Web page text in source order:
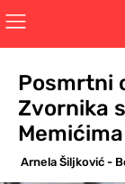
Posmrtni
Zvornika
Memićima
Arnela Šiljković -